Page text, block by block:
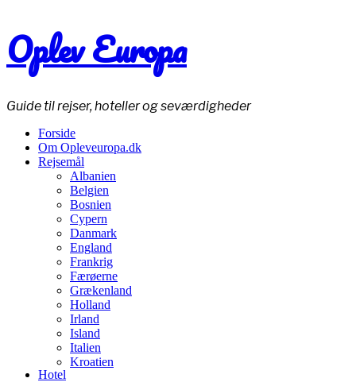
Oplev Europa
Guide til rejser, hoteller og seværdigheder
Forside
Om Opleveuropa.dk
Rejsemål
Albanien
Belgien
Bosnien
Cypern
Danmark
England
Frankrig
Færøerne
Grækenland
Holland
Irland
Island
Italien
Kroatien
Hotel